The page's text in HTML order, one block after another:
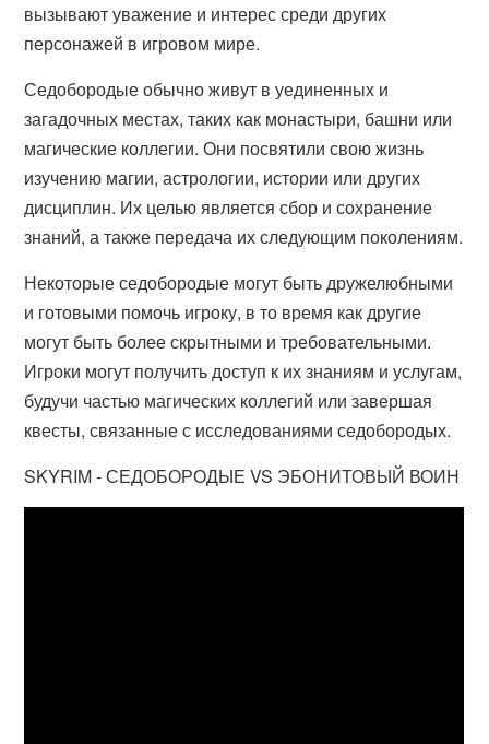
вызывают уважение и интерес среди других
персонажей в игровом мире.
Седобородые обычно живут в уединенных и
загадочных местах, таких как монастыри, башни или
магические коллегии. Они посвятили свою жизнь
изучению магии, астрологии, истории или других
дисциплин. Их целью является сбор и сохранение
знаний, а также передача их следующим поколениям.
Некоторые седобородые могут быть дружелюбными
и готовыми помочь игроку, в то время как другие
могут быть более скрытными и требовательными.
Игроки могут получить доступ к их знаниям и услугам,
будучи частью магических коллегий или завершая
квесты, связанные с исследованиями седобородых.
SKYRIM - СЕДОБОРОДЫЕ VS ЭБОНИТОВЫЙ ВОИН